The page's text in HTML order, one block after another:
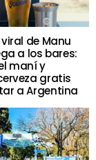
de Manu
a los bares:
maní y
gratis
a Argentina